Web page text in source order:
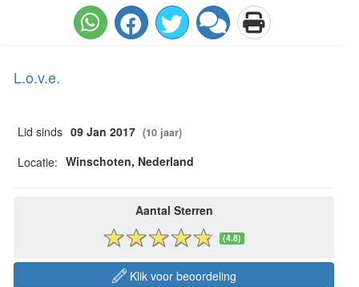
L.o.v.e.
Lid sinds 09 Jan 2017 (10 jaar)
Locatie: Winschoten, Nederland
Aantal Sterren
(4.8)
Klik voor beoordeling